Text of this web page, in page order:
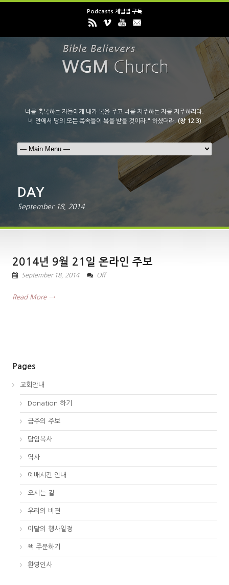
Podcasts 채널별 구독
너를 축복하는 자들에게 내가 복을 주고 너를 저주하는 자를 저주하리라.
네 안에서 땅의 모든 족속들이 복을 받을 것이라." 하셨더라.(창 12:3)
DAY
September 18, 2014
2014년 9월 21일 온라인 주보
September 18, 2014 Off
Read More →
Pages
교회안내
Donation 하기
금주의 주보
담임목사
역사
예배시간 안내
오시는 길
우리의 비젼
이달의 행사일정
책 주문하기
환영인사